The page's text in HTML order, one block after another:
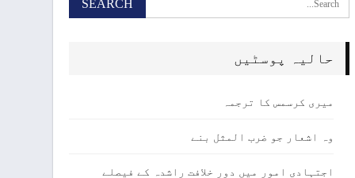
حالیہ پوسٹیں
میری کرسمس کا ترجمہ
وہ اشعار جو ضرب المثل بنے
اجتہادی امور میں دور خلافت راشدہ کے فیصلے